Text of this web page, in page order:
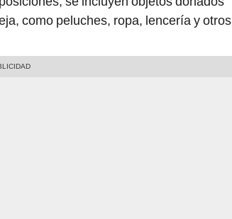
como peluches, ropa, lencería y otros